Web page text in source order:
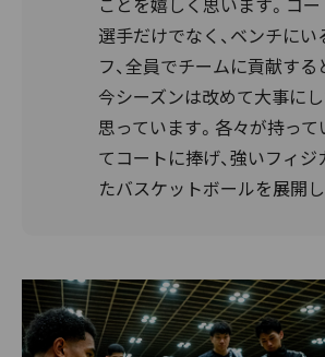
選手だけでなく、ベンチにい
フ、全員でチームに貢献す
今シーズンは改めて大事に
思っています。各々が持っ
てコートに捧げ、強いフィ
たバスケットボールを展開し